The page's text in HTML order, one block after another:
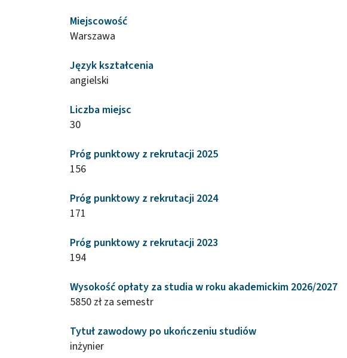
Miejscowość
Warszawa
Język kształcenia
angielski
Liczba miejsc
30
Próg punktowy z rekrutacji 2025
156
Próg punktowy z rekrutacji 2024
171
Próg punktowy z rekrutacji 2023
194
Wysokość opłaty za studia w roku akademickim 2026/2027
5850 zł za semestr
Tytuł zawodowy po ukończeniu studiów
inżynier